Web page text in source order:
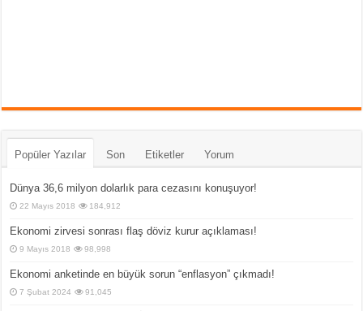
Popüler Yazılar Son Etiketler Yorum
Dünya 36,6 milyon dolarlık para cezasını konuşuyor!
22 Mayıs 2018 184,912
Ekonomi zirvesi sonrası flaş döviz kurur açıklaması!
9 Mayıs 2018 98,998
Ekonomi anketinde en büyük sorun “enflasyon” çıkmadı!
7 Şubat 2024 91,045